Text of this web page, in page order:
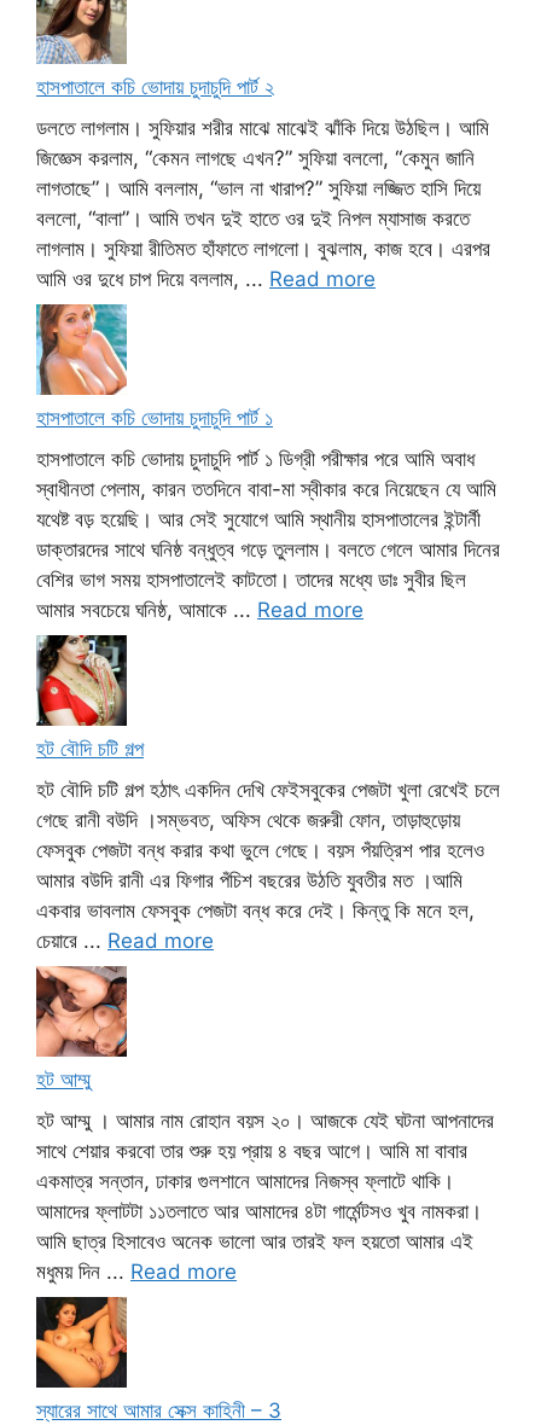
হাসপাতালে কচি ভোদায় চুদাচুদি পার্ট ২
ডলতে লাগলাম। সুফিয়ার শরীর মাঝে মাঝেই ঝাঁকি দিয়ে উঠছিল। আমি
জিজ্ঞেস করলাম, “কেমন লাগছে এখন?” সুফিয়া বললো, “কেমুন জানি
লাগতাছে”। আমি বললাম, “ভাল না খারাপ?” সুফিয়া লজ্জিত হাসি দিয়ে
বললো, “বালা”। আমি তখন দুই হাতে ওর দুই নিপল ম্যাসাজ করতে
লাগলাম। সুফিয়া রীতিমত হাঁফাতে লাগলো। বুঝলাম, কাজ হবে। এরপর
আমি ওর দুধে চাপ দিয়ে বললাম, ... Read more
হাসপাতালে কচি ভোদায় চুদাচুদি পার্ট ১
হাসপাতালে কচি ভোদায় চুদাচুদি পার্ট ১ ডিগ্রী পরীক্ষার পরে আমি অবাধ
স্বাধীনতা পেলাম, কারন ততদিনে বাবা-মা স্বীকার করে নিয়েছেন যে আমি
যথেষ্ট বড় হয়েছি। আর সেই সুযোগে আমি স্থানীয় হাসপাতালের ইন্টার্নী
ডাক্তারদের সাথে ঘনিষ্ঠ বন্ধুত্ব গড়ে তুললাম। বলতে গেলে আমার দিনের
বেশির ভাগ সময় হাসপাতালেই কাটতো। তাদের মধ্যে ডাঃ সুবীর ছিল
আমার সবচেয়ে ঘনিষ্ঠ, আমাকে ... Read more
হট বৌদি চটি গল্প
হট বৌদি চটি গল্প হঠাৎ একদিন দেখি ফেইসবুকের পেজটা খুলা রেখেই চলে
গেছে রানী বউদি ।সম্ভবত, অফিস থেকে জরুরী ফোন, তাড়াহুড়োয়
ফেসবুক পেজটা বন্ধ করার কথা ভুলে গেছে। বয়স পঁয়ত্রিশ পার হলেও
আমার বউদি রানী এর ফিগার পঁচিশ বছরের উঠতি যুবতীর মত ।আমি
একবার ভাবলাম ফেসবুক পেজটা বন্ধ করে দেই। কিন্তু কি মনে হল,
চেয়ারে ... Read more
হট আম্মু
হট আম্মু । আমার নাম রোহান বয়স ২০। আজকে যেই ঘটনা আপনাদের
সাথে শেয়ার করবো তার শুরু হয় প্রায় ৪ বছর আগে। আমি মা বাবার
একমাত্র সন্তান, ঢাকার গুলশানে আমাদের নিজস্ব ফ্লাটে থাকি।
আমাদের ফ্লাটটা ১১তলাতে আর আমাদের ৪টা গার্মেন্টসও খুব নামকরা।
আমি ছাত্র হিসাবেও অনেক ভালো আর তারই ফল হয়তো আমার এই
মধুময় দিন ... Read more
স্যারের সাথে আমার সেক্স কাহিনী – 3